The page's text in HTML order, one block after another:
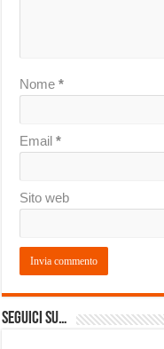
Nome*
Email*
Sito web
Seguici su…